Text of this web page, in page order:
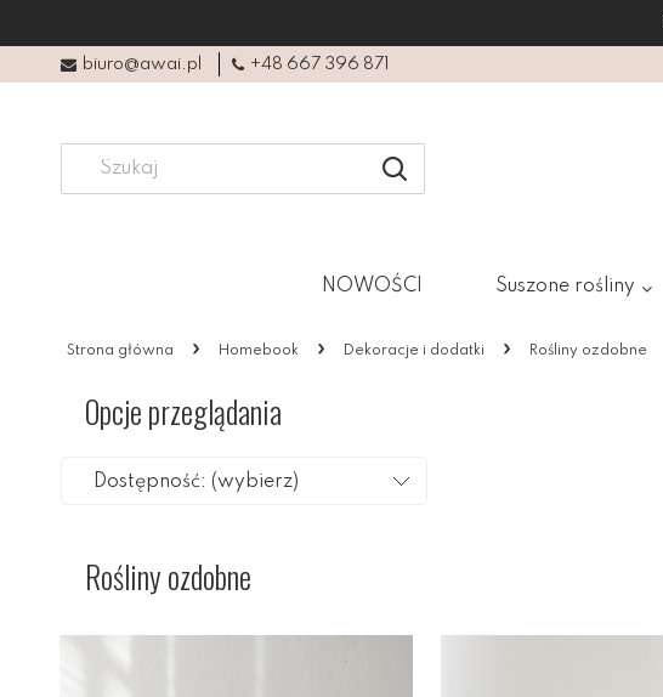
biuro@awai.pl +48 667 396 871
NOWOŚCI Suszone rośliny
Strona główna » Homebook » Dekoracje i dodatki » Rośliny ozdobne
Opcje przeglądania
Dostępność: (wybierz)
Rośliny ozdobne